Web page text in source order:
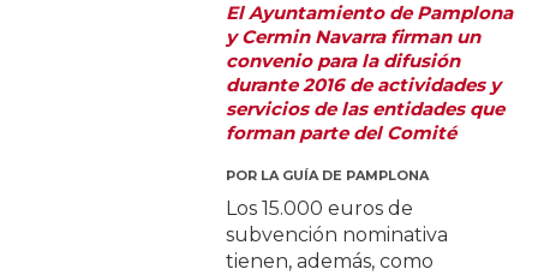
El Ayuntamiento de Pamplona
y Cermin Navarra firman un
convenio para la difusión
durante 2016 de actividades y
servicios de las entidades que
forman parte del Comité
POR LA GUÍA DE PAMPLONA
Los 15.000 euros de
subvención nominativa
tienen, además, como